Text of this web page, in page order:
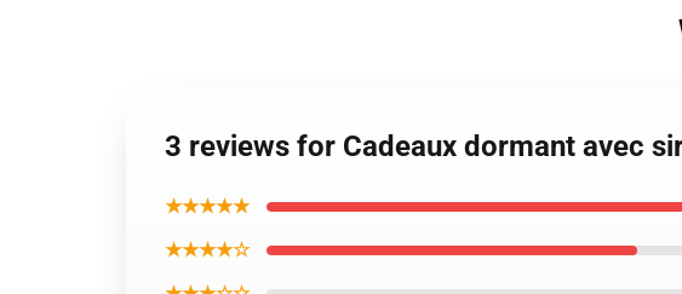
3 reviews for Cadeaux dormant avec
★★★★★
★★★★☆